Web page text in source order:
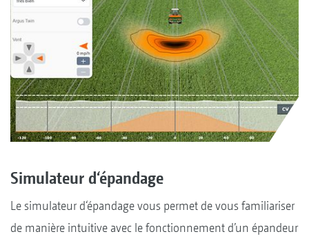
Simulateur d‘épandage
Le simulateur d‘épandage vous permet de vous familiariser
de manière intuitive avec le fonctionnement d’un épandeur